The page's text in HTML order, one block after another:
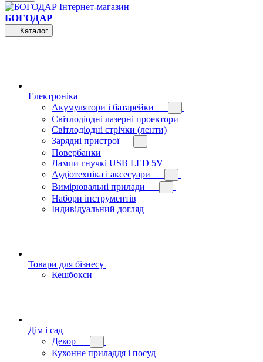
БОГОДАР
Каталог
Електроніка
Акумулятори і батарейки
Світлодіодні лазерні проектори
Світлодіодні стрічки (ленти)
Зарядні пристрої
Повербанки
Лампи гнучкі USB LED 5V
Аудіотехніка і аксесуари
Вимірювальні прилади
Набори інструментів
Індивідуальний догляд
Товари для бізнесу
Кешбокси
Дім і сад
Декор
Кухонне приладдя і посуд